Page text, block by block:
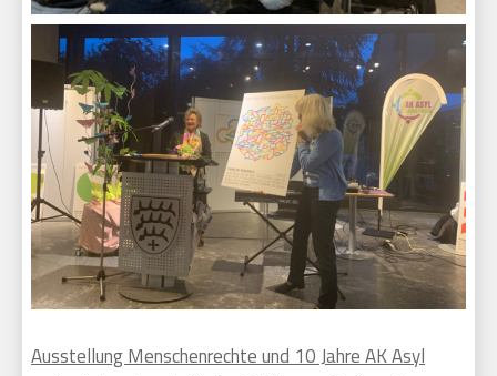
Ausstellung Menschenrechte und 10 Jahre AK Asyl